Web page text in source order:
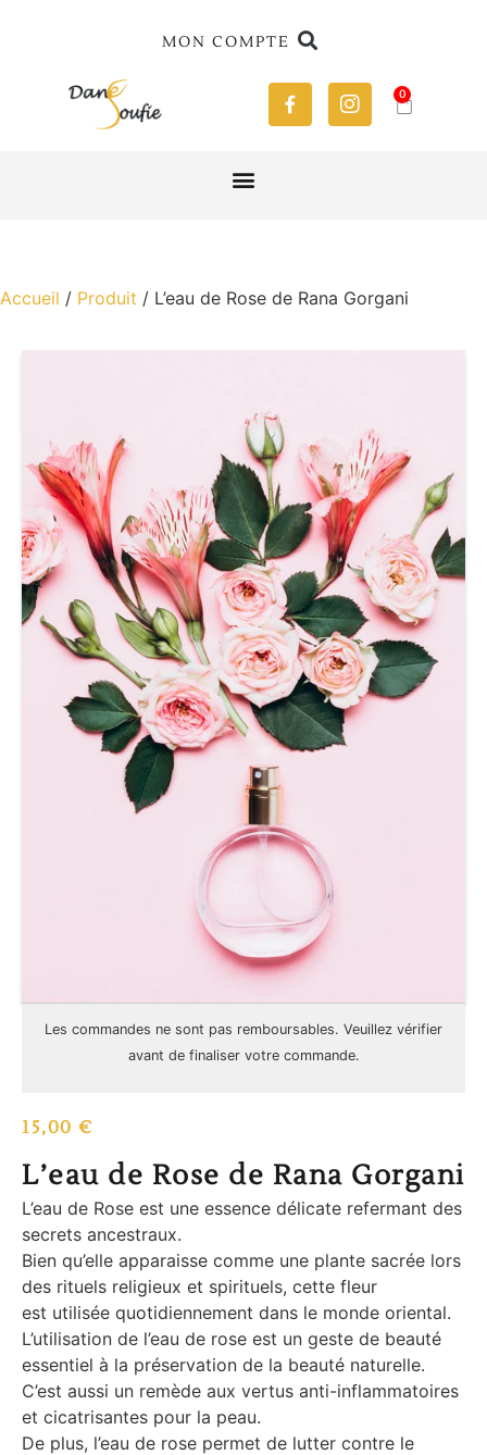
MON COMPTE
0
Accueil / Produit / L’eau de Rose de Rana Gorgani
Les commandes ne sont pas remboursables. Veuillez vérifier
avant de finaliser votre commande.
15,00 €
L’eau de Rose de Rana Gorgani
L’eau de Rose est une essence délicate refermant des
secrets ancestraux.
Bien qu’elle apparaisse comme une plante sacrée lors
des rituels religieux et spirituels, cette fleur
est utilisée quotidiennement dans le monde oriental.
L’utilisation de l’eau de rose est un geste de beauté
essentiel à la préservation de la beauté naturelle.
C’est aussi un remède aux vertus anti-inflammatoires
et cicatrisantes pour la peau.
De plus, l’eau de rose permet de lutter contre le